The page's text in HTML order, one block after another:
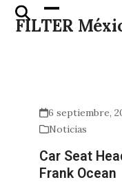
Skip
FILTER
Open
mobile
Close
mobile
6 septiembre,
Noticias
Car Seat
Frank Ocean